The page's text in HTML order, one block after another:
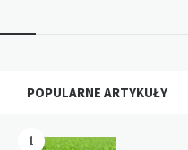
Widgets
POPULARNE ARTYKUŁY
1